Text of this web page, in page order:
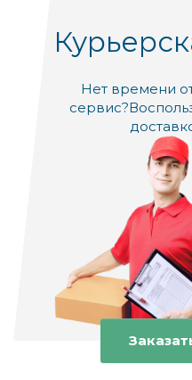
Нет времени
сервис?